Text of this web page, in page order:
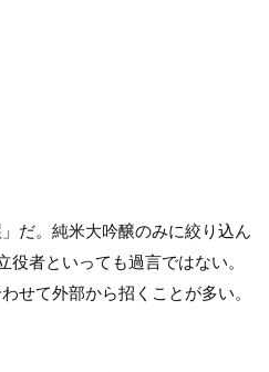
だ。純米大吟醸のみに絞り込ん
者といっても過言ではない。
せて外部から招くことが多い。